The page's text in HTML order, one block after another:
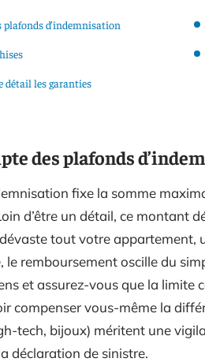
plafonds d’indemnisation
détail les garanties
des plafonds
fixe la somme
d’être un détail, ce montant
tout votre appartement,
le remboursement oscille du
et assurez-vous que la limite
compenser vous-même la
tech, bijoux) méritent une
déclaration de sinistre.